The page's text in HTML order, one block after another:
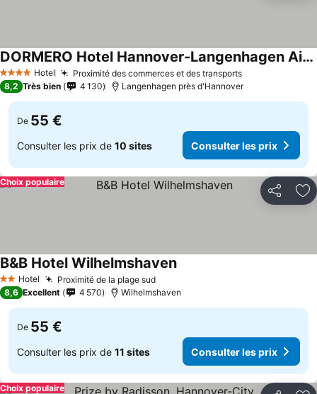
4 Étoiles Hotel Proximité des commerces et des transports
DORMERO Hotel Hannover-Langenhagen Airport
8,2 Très bien 4 130 Langenhagen près d'Hannover
De 55 €
Consulter les prix de 10 sites Consulter les prix
Partager
Choix populaire
2 Étoiles
Hotel Proximité de la plage sud
B&B Hotel Wilhelmshaven
8,6 Excellent 4 570 Wilhelmshaven
De 55 €
Consulter les prix de 11 sites Consulter les prix
Choix populaire